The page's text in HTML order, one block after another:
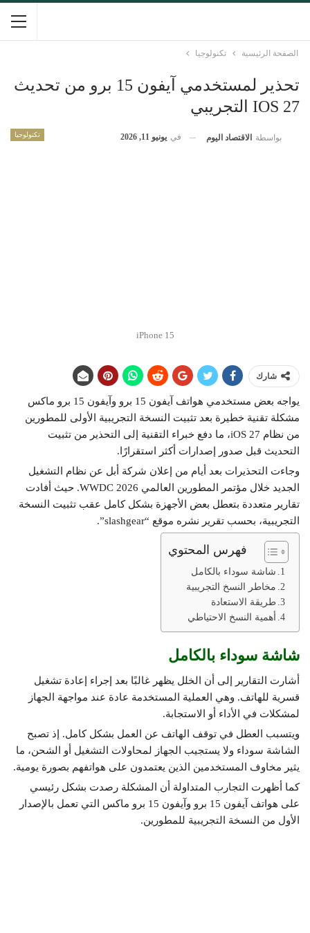
الصفحة الرئيسية تكنولوجيا
تحذير لمستخدمي آيفون 15 برو من تحديث
IOS 27 التجريبي
تكنولوجيا بواسطة الاقتصاد اليوم في يونيو 11, 2026
15 iPhone
شارك
يواجه بعض مستخدمي هواتف آيفون 15 برو وآيفون 15 برو ماكس
مشكلة تقنية خطيرة بعد تثبيت النسخة التجريبية الأولى للمطورين
من نظام iOS 27، ما دفع خبراء التقنية إلى التحذير من تثبيت
التحديث قبل صدور إصدارات أكثر استقرارًا.
وجاءت التحذيرات بعد أيام من إعلان شركة أبل عن نظام التشغيل
الجديد خلال مؤتمر المطورين العالمي WWDC 2026. حيث أفادت
تقارير متعددة بتعطل بعض الأجهزة بشكل كامل عقب تثبيت النسخة
التجريبية، بحسب تقرير نشره موقع “slashgear”.
فهرس المحتوي
شاشة سوداء بالكامل
مخاطر النسخ التجريبية
طريقة الاستعادة
أهمية النسخ الاحتياطي
شاشة سوداء بالكامل
أشارت التقارير إلى أن الخلل يظهر غالبًا بعد إجراء إعادة تشغيل
قسرية للهاتف. وهي العملية المستخدمة عادة عند مواجهة الجهاز
لمشكلات في الأداء أو الاستجابة.
ويتسبب العطل في توقف الهاتف عن العمل بشكل كامل. إذ تصبح
الشاشة سوداء ولا يستجيب الجهاز لمحاولات التشغيل أو الشحن، ما
يثير مخاوف المستخدمين الذين يعتمدون على هواتفهم بصورة يومية.
كما أظهرت التجارب المتداولة أن المشكلة رصدت بشكل رئيسي
على هواتف آيفون 15 برو وآيفون 15 برو ماكس التي تعمل بالإصدار
الأول من النسخة التجريبية للمطورين.